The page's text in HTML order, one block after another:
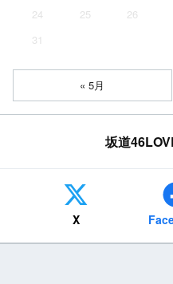
24
25 26
31
« 5月
坂道
X